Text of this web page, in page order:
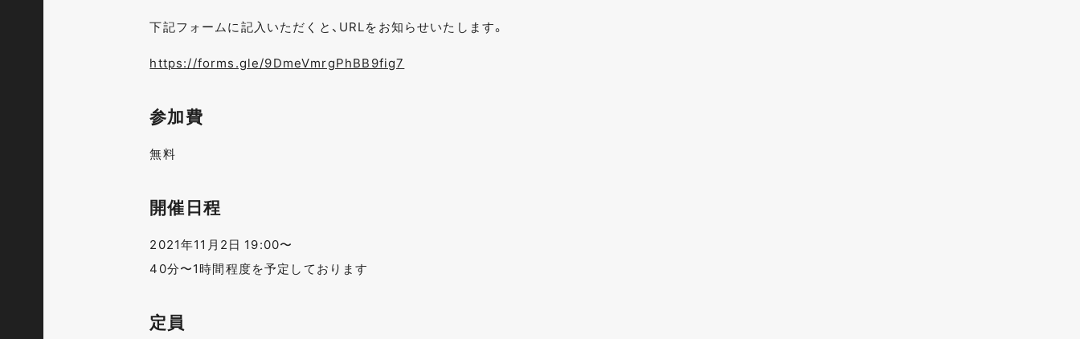
下記フォームに記入いただくと、URLをお知らせいたします。
https://forms.gle/9DmeVmrgPhBB9fig7
参加費
無料
開催日程
2021年11月2日 19:00〜
40分〜1時間程度を予定しております
定員